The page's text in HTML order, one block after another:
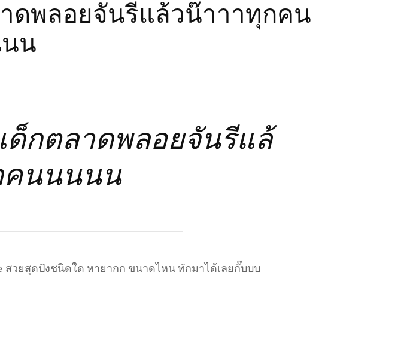
ดพลอยจันรีแล้วน๊าาาทุกคน
น
ด็กตลาดพลอยจันรีแล้
คนนนนน
วยสุดปังชนิดใด หายากก ขนาดไหน ทักมาได้เลยกั๊บบบ